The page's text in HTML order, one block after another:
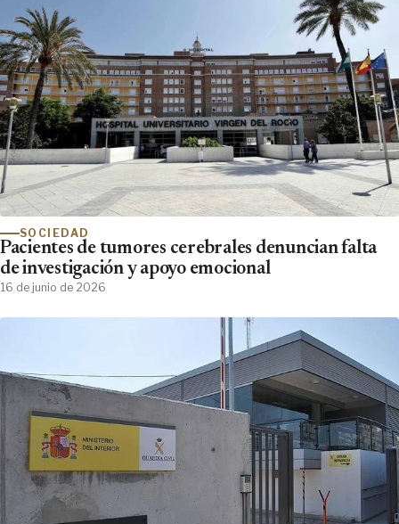
SOCIEDAD
Pacientes de tumores cerebrales denuncian falta
de investigación y apoyo emocional
16 de junio de 2026